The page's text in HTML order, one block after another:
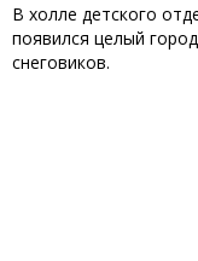
В холле детского
появился целый город
снеговиков.